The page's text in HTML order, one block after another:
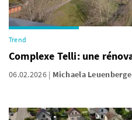
Trend
Complexe Telli: une
06.02.2026 Michaela